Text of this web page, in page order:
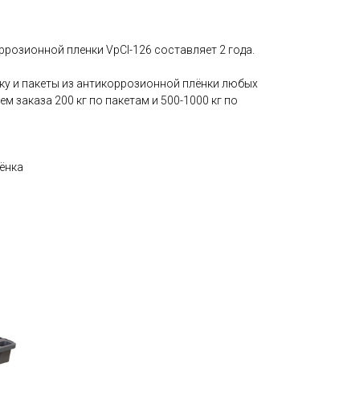
пленки VpCI-126 составляет 2 года.
и пакеты из антикоррозионной плёнки любых
заказа 200 кг по пакетам и 500-1000 кг по